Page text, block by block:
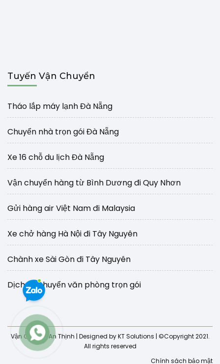
Tuyến Vận Chuyển
Tháo lắp máy lạnh Đà Nẵng
Chuyển nhà trọn gói Đà Nẵng
Xe 16 chỗ du lịch Đà Nẵng
Vận chuyển hàng từ Bình Dương đi Quy Nhơn
Gửi hàng air Việt Nam đi Malaysia
Xe chở hàng Hà Nội đi Tây Nguyên
Chành xe Sài Gòn đi Tây Nguyên
Dịch vụ chuyển văn phòng trọn gói
Vận Chuyển An Thịnh | Designed by KT Solutions | ©Copyright 2021.
All rights reserved
Chính sách bảo mật